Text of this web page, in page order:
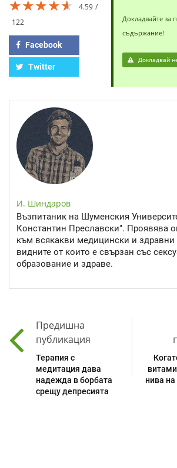
★★★★★
★★★★★
★★★★★
4.59
122
Facebook
Twitter
Докладвайте за
съдържание!
Докладвай
И. Шиндаров
Възпитаник на Шуменския
Константин Преславски". Проявява
към всякакви медицински и здравни
видните от които е свързан със
образование и здраве.
Предишна
публикация
Терапия с
медитация дава
надежда в борбата
срещу депресията
нива